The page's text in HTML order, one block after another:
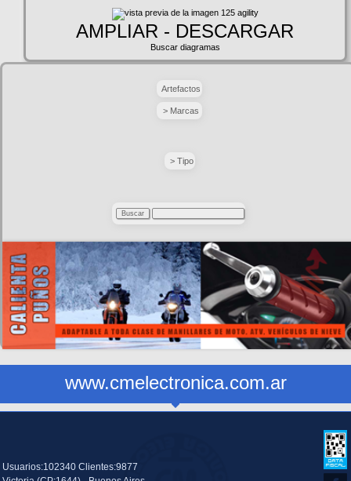
AMPLIAR - DESCARGAR
Buscar diagramas
Artefactos
> Marcas
> Tipo
www.cmelectronica.com.ar
Usuarios:102340 Clientes:9877